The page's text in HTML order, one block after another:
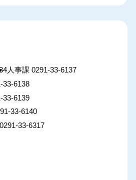
人事課 0291-33-6137
33-6138
33-6139
33-6140
33-6317